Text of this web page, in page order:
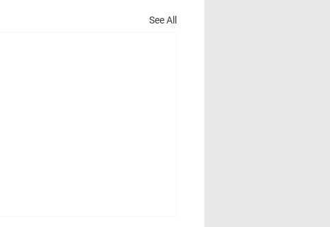
See All